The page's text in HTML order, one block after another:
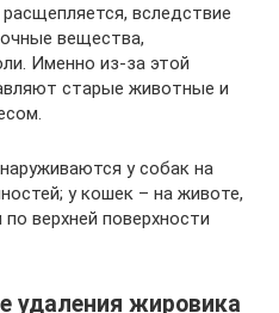
вследствие
вещества,
Именно из-за этой
старые животные и
у собак на
у кошек – на животе,
верхней поверхности
удаления жировика